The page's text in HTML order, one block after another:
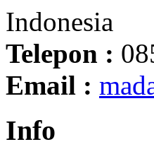
Indonesia
Telepon :
Email :
Info